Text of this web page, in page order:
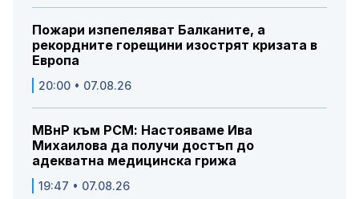
Пожари изпепеляват Балканите, а
рекордните горещини изострят кризата в
Европа
20:00 • 07.08.26
МВнР към РСМ: Настояваме Ива
Михаилова да получи достъп до
адекватна медицинска грижа
19:47 • 07.08.26